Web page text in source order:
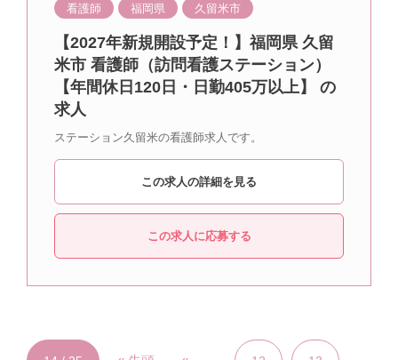
看護師 福岡県 久留米市
【2027年新規開設予定！】福岡県 久留
米市 看護師（訪問看護ステーション）
【年間休日120日・日勤405万以上】 の
求人
ステーション久留米の看護師求人です。
この求人の詳細を見る
この求人に応募する